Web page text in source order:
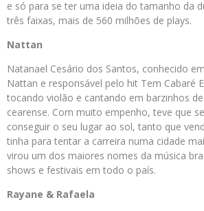
e só para se ter uma ideia do tamanho da
três faixas, mais de 560 milhões de plays.
Nattan
Natanael Cesário dos Santos, conhecido
Nattan e responsável pelo hit Tem Cabaré
tocando violão e cantando em barzinhos
cearense. Com muito empenho, teve que
conseguir o seu lugar ao sol, tanto que
tinha para tentar a carreira numa cidade
virou um dos maiores nomes da música
shows e festivais em todo o país.
Rayane & Rafaela